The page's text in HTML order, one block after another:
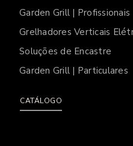
Garden Grill | Profissionais
Grelhadores Verticais
Soluções de Encastre
Garden Grill | Particulares
CATÁLOGO